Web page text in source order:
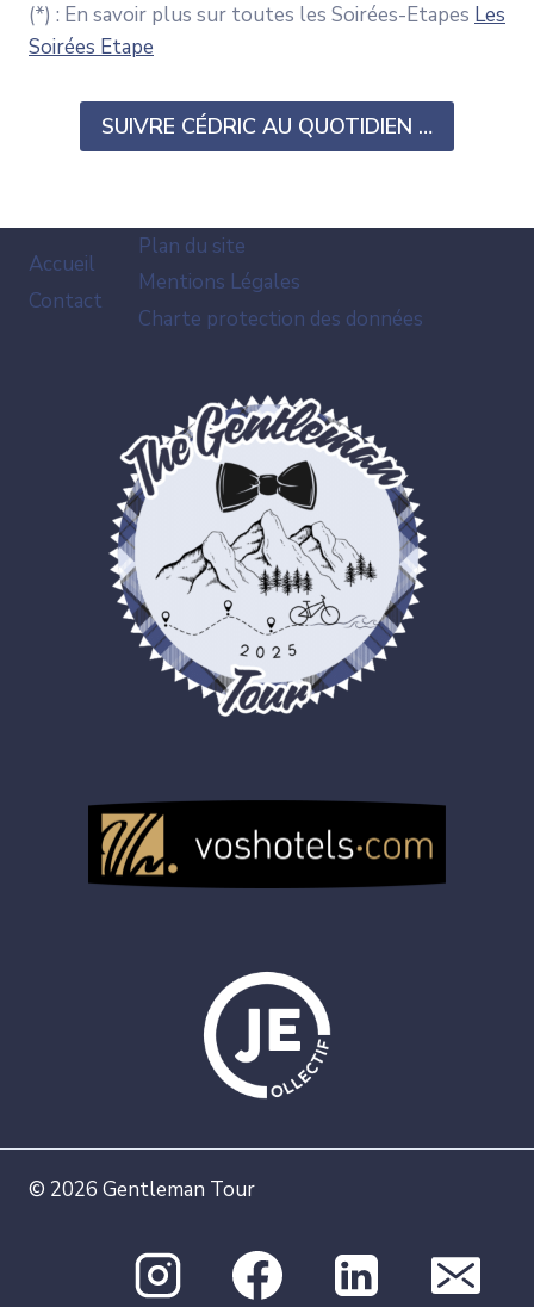
(*) : En savoir plus sur toutes les Soirées-Etapes Les
Soirées Etape
SUIVRE CÉDRIC AU QUOTIDIEN …
Accueil
Contact
Plan du site
Mentions Légales
Charte protection des données
© 2026 Gentleman Tour